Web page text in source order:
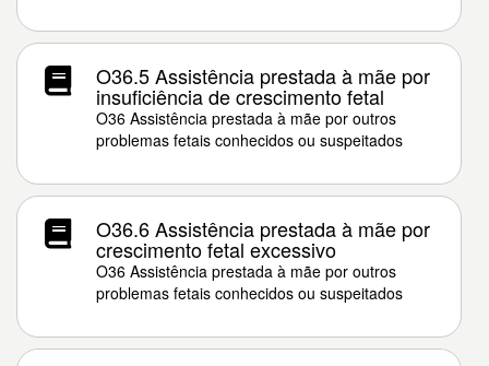
O36.5 Assistência prestada à mãe por
insuficiência de crescimento fetal
O36 Assistência prestada à mãe por outros
problemas fetais conhecidos ou suspeitados
O36.6 Assistência prestada à mãe por
crescimento fetal excessivo
O36 Assistência prestada à mãe por outros
problemas fetais conhecidos ou suspeitados